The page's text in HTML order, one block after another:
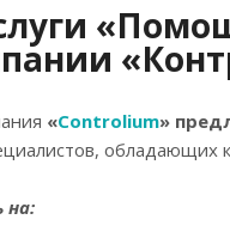
«Controlium»
обладающих
на: